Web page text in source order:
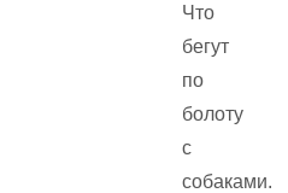
Что
бегут
по
болоту
с
собаками.